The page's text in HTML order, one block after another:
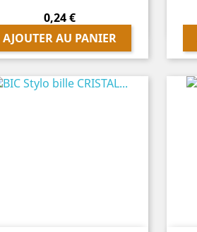
Prix
0,24 €
AJOUTER AU PANIER